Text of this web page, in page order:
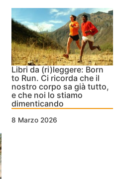
Libri da (ri)leggere: Born
to Run. Ci ricorda che il
nostro corpo sa già tutto,
e che noi lo stiamo
dimenticando
8 Marzo 2026